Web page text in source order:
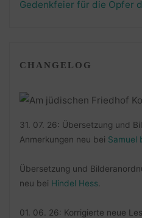
Gedenkfeier für die Opfer
CHANGELOG
31. 07. 26: Übersetzung und
Anmerkungen neu bei Samuel
Übersetzung und
neu bei Hindel Hess
01. 06. 26: Korrigierte neue